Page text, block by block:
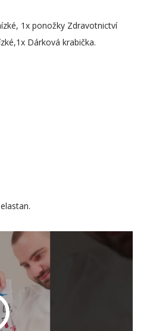
1x ponožky Zdravotnictví
Dárková krabička.